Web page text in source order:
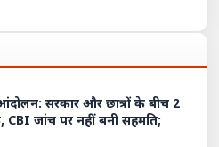
सरकार और छात्रों के बीच 2
जांच पर नहीं बनी सहमति;